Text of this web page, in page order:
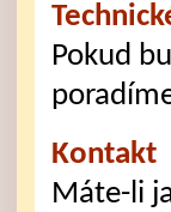
Pokud
Kontakt
Máte-li